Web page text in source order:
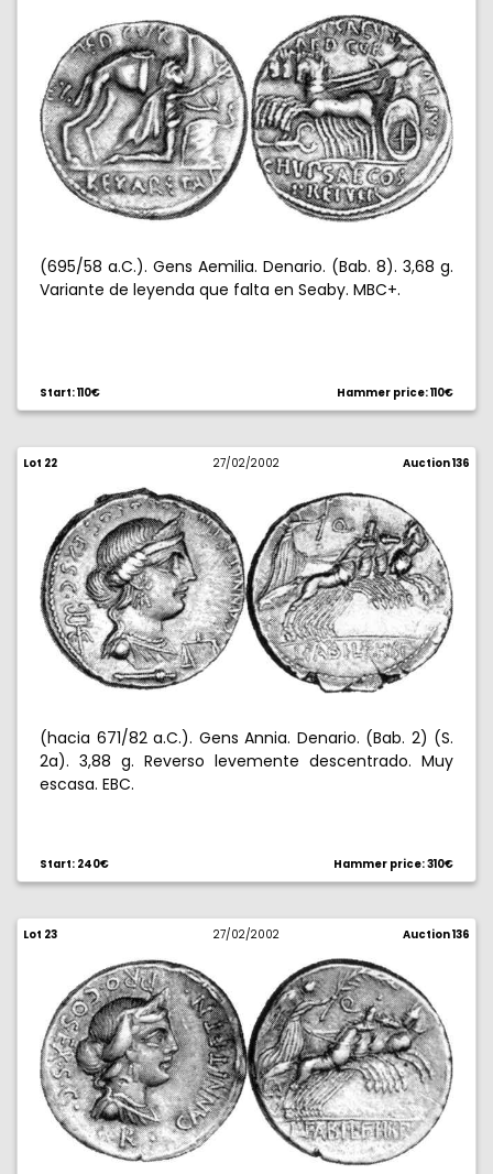
(695/58 a.C.). Gens Aemilia. Denario. (Bab. 8). 3,68 g.
Variante de leyenda que falta en Seaby. MBC+.
Start: 110€ Hammer price: 110€
Lot 22 27/02/2002 Auction 136
(hacia 671/82 a.C.). Gens Annia. Denario. (Bab. 2) (S.
2a). 3,88 g. Reverso levemente descentrado. Muy
escasa. EBC.
Start: 240€ Hammer price: 310€
Lot 23 27/02/2002 Auction 136